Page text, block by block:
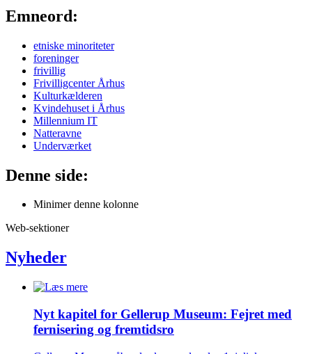
Emneord:
etniske minoriteter
foreninger
frivillig
Frivilligcenter Århus
Kulturkælderen
Kvindehuset i Århus
Millennium IT
Natteravne
Underværket
Denne side:
Minimer denne kolonne
Web-sektioner
Nyheder
Nyt kapitel for Gellerup Museum: Fejret med
fernisering og fremtidsro